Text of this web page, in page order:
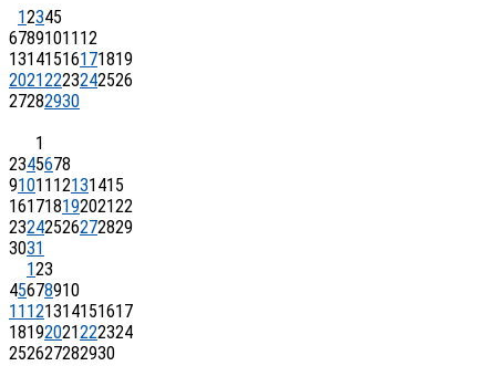
12345
67891011 12
13141516171819
20212223242526
27282930
1
2345678
91011 12131415
16171819202122
23242526272829
3031
123
45678910
11 121314151617
18192021222324
252627282930